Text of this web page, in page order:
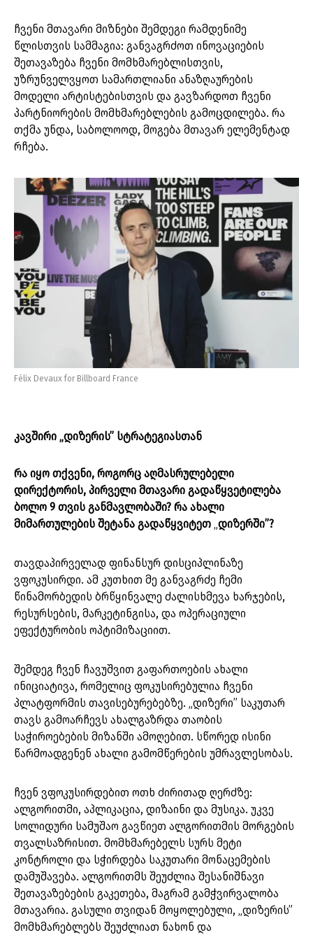
ჩვენი მთავარი მიზნები შემდეგი რამდენიმე
წლისთვის სამმაგია: განვაგრძოთ ინოვაციების
შეთავაზება ჩვენი მომხმარებლისთვის,
უზრუნველვყოთ სამართლიანი ანაზღაურების
მოდელი არტისტებისთვის და გავზარდოთ ჩვენი
პარტნიორების მომხმარებლების გამოცდილება. რა
თქმა უნდა, საბოლოოდ, მოგება მთავარ ელემენტად
რჩება.
Félix Devaux for Billboard France
კავშირი „დიზერის” სტრატეგიასთან
რა იყო თქვენი, როგორც აღმასრულებელი
დირექტორის, პირველი მთავარი გადაწყვეტილება
ბოლო 9 თვის განმავლობაში? რა ახალი
მიმართულების შეტანა გადაწყვიტეთ „დიზერში”?
თავდაპირველად ფინანსურ დისციპლინაზე
ვფოკუსირდი. ამ კუთხით მე განვაგრძე ჩემი
წინამორბედის ბრწყინვალე ძალისხმევა ხარჯების,
რესურსების, მარკეტინგისა, და ოპერაციული
ეფექტურობის ოპტიმიზაციით.
შემდეგ ჩვენ ჩავუშვით გაფართოების ახალი
ინიციატივა, რომელიც ფოკუსირებულია ჩვენი
პლატფორმის თავისებურებებზე. „დიზერი” საკუთარ
თავს გამოარჩევს ახალგაზრდა თაობის
საჭიროებების მიზანში ამოღებით. სწორედ ისინი
წარმოადგენენ ახალი გამომწერების უმრავლესობას.
ჩვენ ვფოკუსირდებით ოთხ ძირითად ღერძზე:
ალგორითმი, აპლიკაცია, დიზაინი და მუსიკა. უკვე
სოლიდური სამუშაო გავწიეთ ალგორითმის მორგების
თვალსაზრისით. მომხმარებელს სურს მეტი
კონტროლი და სჭირდება საკუთარი მონაცემების
დამუშავება. ალგორითმს შეუძლია შესანიშნავი
შეთავაზებების გაკეთება, მაგრამ გამჭვირვალობა
მთავარია. გასული თვიდან მოყოლებული, „დიზერის”
მომხმარებლებს შეუძლიათ ნახონ და